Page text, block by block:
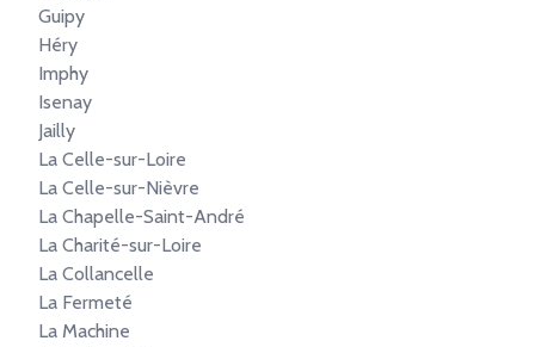
Guipy
Héry
Imphy
Isenay
Jailly
La Celle-sur-Loire
La Celle-sur-Nièvre
La Chapelle-Saint-André
La Charité-sur-Loire
La Collancelle
La Fermeté
La Machine